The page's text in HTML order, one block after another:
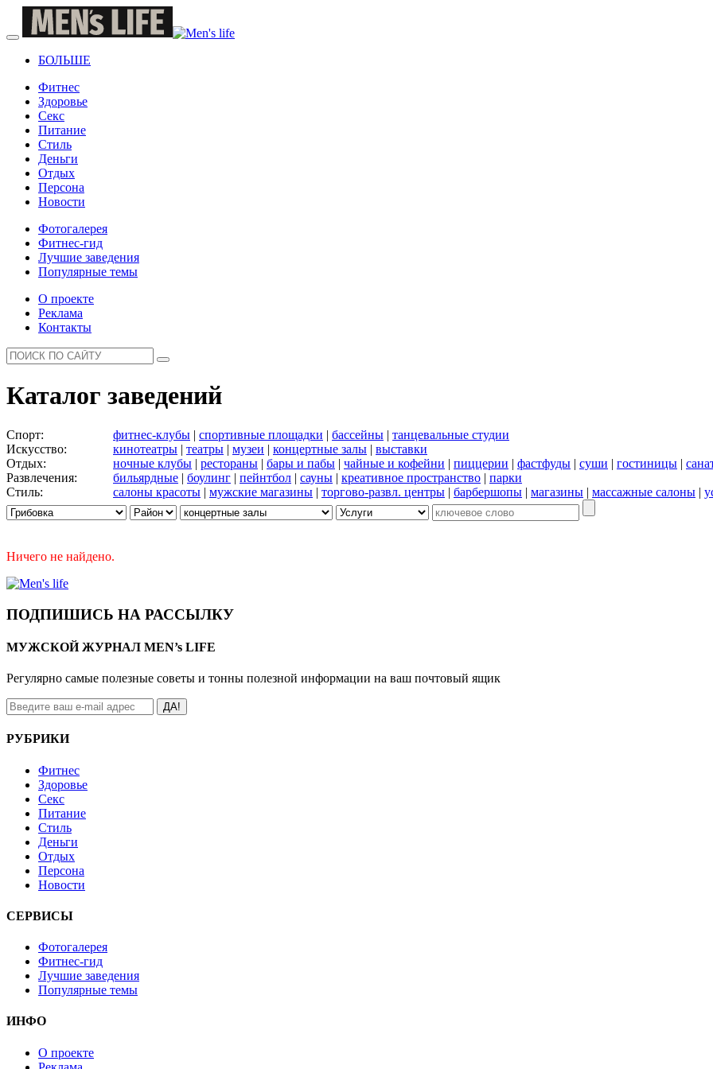
БОЛЬШЕ
Фитнес
Здоровье
Секс
Питание
Стиль
Деньги
Отдых
Персона
Новости
Фотогалерея
Фитнес-гид
Лучшие заведения
Популярные темы
О проекте
Реклама
Контакты
Каталог заведений
Спорт: фитнес-клубы | спортивные площадки | бассейны | танцевальные студии
Искусство:
кинотеатры | театры | музеи | концертные залы | выставки
Отдых:
ночные клубы | рестораны | бары и пабы | чайные и кофейни | пиццерии | фастфуды | суши | гостиницы |
Развлечения:
бильярдные | боулинг | пейнтбол | сауны | креативное пространство | парки
Стиль:
салоны красоты | мужские магазины | торгово-развл. центры | барбершопы | магазины | массажные салоны |
Ничего не найдено.
ПОДПИШИСЬ НА РАССЫЛКУ
МУЖСКОЙ ЖУРНАЛ MEN’s LIFE
Регулярно самые полезные советы и тонны полезной информации на ваш почтовый ящик
ДА!
РУБРИКИ
Фитнес
Здоровье
Секс
Питание
Стиль
Деньги
Отдых
Персона
Новости
СЕРВИСЫ
Фотогалерея
Фитнес-гид
Лучшие заведения
Популярные темы
ИНФО
О проекте